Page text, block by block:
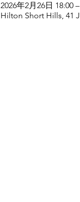
2026年2月26日 18:00
Hilton Short Hills, 41